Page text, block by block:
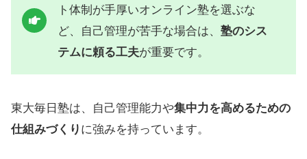
ト体制が手厚いオンライン塾を選ぶな
ど、自己管理が苦手な場合は、 塾のシス
テムに頼る工夫が重要です。
東大毎日塾は、自己管理能力や集中力を高めるための
仕組みづくり に強みを持っています。